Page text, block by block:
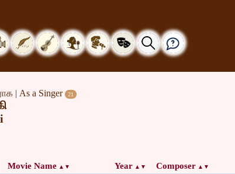
| As a Singer 21
Movie Name Year Composer